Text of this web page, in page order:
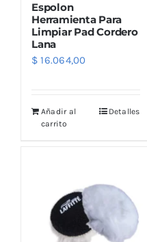
Espolon
Herramienta Para
Limpiar Pad Cordero
Lana
$ 16.064,00
Añadir al
carrito
Detalles